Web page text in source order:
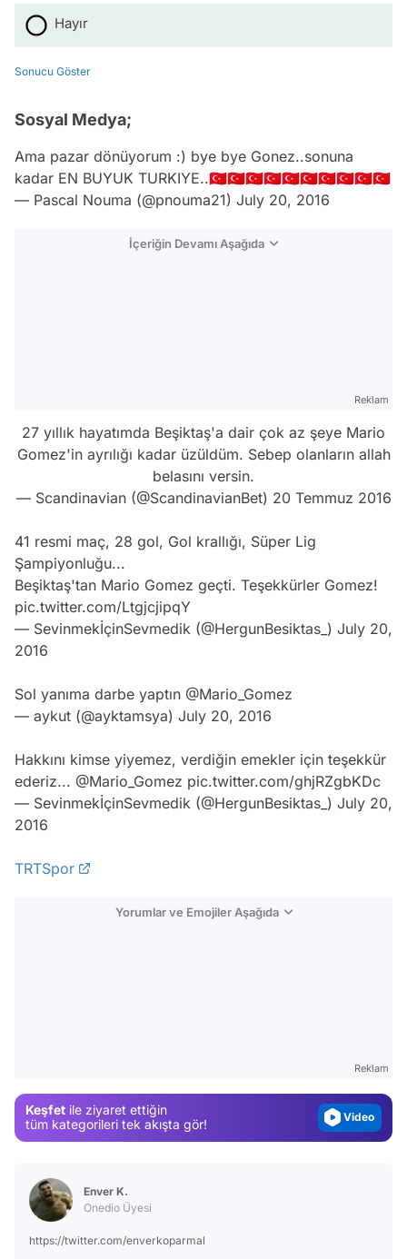
Hayır
Sonucu Göster
Sosyal Medya;
Ama pazar dönüyorum :) bye bye Gonez..sonuna
kadar EN BUYUK TURKIYE..🇹🇷🇹🇷🇹🇷🇹🇷🇹🇷🇹🇷🇹🇷🇹🇷🇹🇷🇹🇷
— Pascal Nouma (@pnouma21) July 20, 2016
İçeriğin Devamı Aşağıda
Reklam
27 yıllık hayatımda Beşiktaş'a dair çok az şeye Mario
Gomez'in ayrılığı kadar üzüldüm. Sebep olanların allah
belasını versin.
— Scandinavian (@ScandinavianBet) 20 Temmuz 2016
41 resmi maç, 28 gol, Gol krallığı, Süper Lig
Şampiyonluğu...
Beşiktaş'tan Mario Gomez geçti. Teşekkürler Gomez!
pic.twitter.com/LtgjcjipqY
— SevinmekİçinSevmedik (@HergunBesiktas_) July 20,
2016
Sol yanıma darbe yaptın @Mario_Gomez
— aykut (@ayktamsya) July 20, 2016
Hakkını kimse yiyemez, verdiğin emekler için teşekkür
ederiz... @Mario_Gomez pic.twitter.com/ghjRZgbKDc
— SevinmekİçinSevmedik (@HergunBesiktas_) July 20,
2016
TRTSpor
Yorumlar ve Emojiler Aşağıda
Reklam
Keşfet ile ziyaret ettiğin
tüm kategorileri tek akışta gör!
Video
Enver K.
Onedio Üyesi
https://twitter.com/enverkoparmal